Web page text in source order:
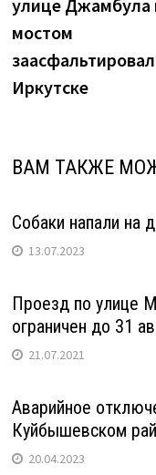
улице Джамбула
мостом
Иркутске
ВАМ ТАКЖЕ
Собаки напали на
13.07.2023
Проезд по улице
ограничен до 31
21.07.2021
Аварийное
Куйбышевском
20.04.2023